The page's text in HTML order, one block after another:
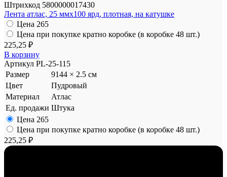
Штрихкод 5800000017430
Лента атлас, 25 ммx100 ярд, плотная, на катушке
Цена 265
Цена при покупке кратно коробке (в коробке 48 шт.)
225,25 ₽
В корзину
Артикул PL-25-115
Размер
9144 × 2.5 см
Цвет
Пудровый
Материал
Атлас
Ед. продажи Штука
Цена 265
Цена при покупке кратно коробке (в коробке 48 шт.)
225,25 ₽